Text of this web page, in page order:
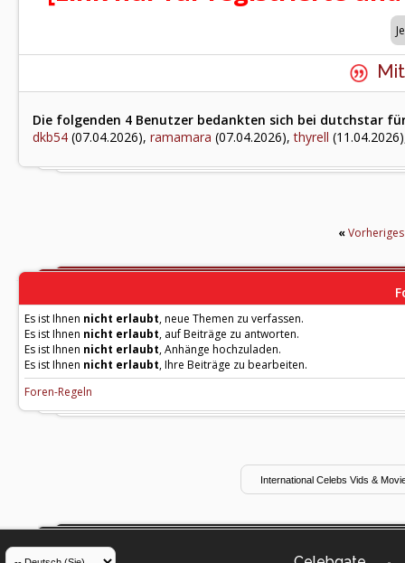
Die folgenden 4 Benutzer bedankten sich bei dutchstar
dkb54 (07.04.2026), ramamara (07.04.2026),thyrell
«
Es ist Ihnen nicht erlaubt, neue Themen zu verfassen.
Es ist Ihnen nicht erlaubt, auf Beiträge zu antworten.
Es ist Ihnen nicht erlaubt, Anhänge hochzuladen.
Es ist Ihnen nicht erlaubt, Ihre Beiträge zu bearbeiten.
Foren-Regeln